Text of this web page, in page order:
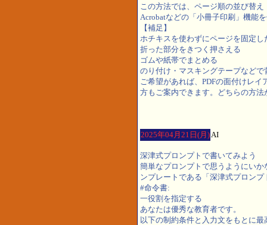
この方法では、ページ順の並び替
Acrobatなどの「小冊子印刷」機能
【補足】
ホチキスを使わずにページを固定
折った部分をきつく押さえる
ゴムや紙帯でまとめる
のり付け・マスキングテープなどで
ご希望があれば、PDFの面付けレ
方もご案内できます。どちらの方法
2025年04月21日(月)AI
深津式プロンプトで書いてみよう
簡単なプロンプトで思うようにい
ンプレートである「深津式プロン
#命令書:
一役割を指定する
あなたは優秀な教育者です。
以下の制約条件と入力文をもとに